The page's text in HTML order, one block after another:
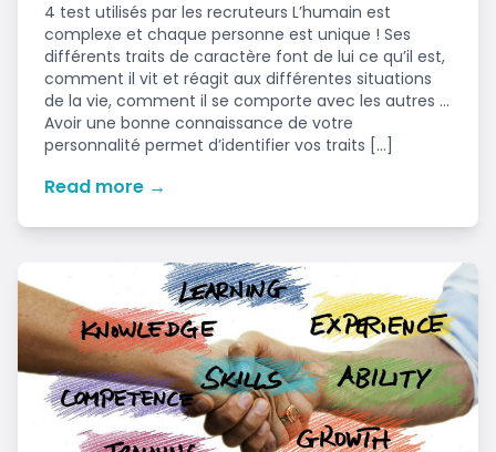
4 test utilisés par les recruteurs L’humain est
complexe et chaque personne est unique ! Ses
différents traits de caractère font de lui ce qu’il est,
comment il vit et réagit aux différentes situations
de la vie, comment il se comporte avec les autres …
Avoir une bonne connaissance de votre
personnalité permet d’identifier vos traits […]
Read more →